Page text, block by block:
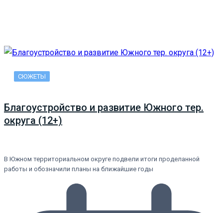
СЮЖЕТЫ
Благоустройство и развитие Южного тер.
округа (12+)
В Южном территориальном округе подвели итоги проделанной
работы и обозначили планы на ближайшие годы